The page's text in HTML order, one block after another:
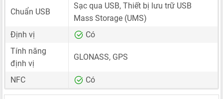
Chuẩn USB
Sạc qua USB, Thiết bị lưu trữ USB
Mass Storage (UMS)
Định vị
Có
Tính năng
định vị
GLONASS, GPS
NFC Có